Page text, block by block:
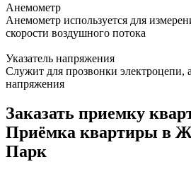
Анемометр
Анемометр используется для
скорости воздушного потока
Указатель напряжения
Служит для прозвонки электроцепи,
напряжения
Заказать приемку
Приёмка квартиры в
Парк